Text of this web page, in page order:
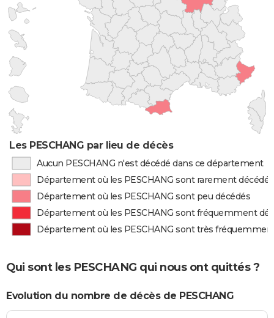
Les PESCHANG par lieu de décès
Aucun PESCHANG n'est décédé dans ce département
Département où les PESCHANG sont rarement décédés
Département où les PESCHANG sont peu décédés
Département où les PESCHANG sont fréquemment
Département où les PESCHANG sont très
Qui sont les PESCHANG qui nous ont quittés ?
Evolution du nombre de décès de PESCHANG